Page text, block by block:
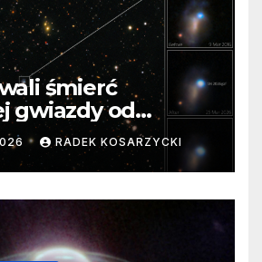
śmierć
gwiazdy od
Niezwykle
RADEK KOSARZYCKI